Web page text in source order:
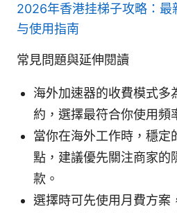
2026年香港挂梯子攻略：最
与使用指南
常見問題與延伸閱讀
海外加速器的收費模式多
約，選擇最符合你使用頻
當你在海外工作時，穩定
點，建議優先關注商家的
款。
選擇時可先使用月費方案